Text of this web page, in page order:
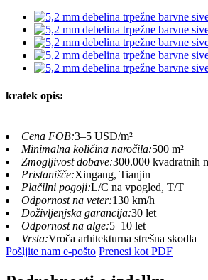
kratek opis:
Cena FOB:3–5 USD/m²
Minimalna količina naročila:500 m²
Zmogljivost dobave:300.000 kvadratnih
Pristanišče:Xingang, Tianjin
Plačilni pogoji:L/C na vpogled, T/T
Odpornost na veter:130 km/h
Doživljenjska garancija:30 let
Odpornost na alge:5–10 let
Vrsta:Vroča arhitekturna strešna skodla
Pošljite nam e-pošto Prenesi kot PDF